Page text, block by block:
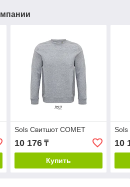
Sols Свитшот COMET
10 176₸
Купить
Sols
10